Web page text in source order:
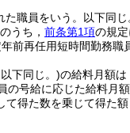
職員をいう。以下同じ
うち， 前条第1項の規
前再任用短時間勤務職
下同じ。)の給料月額は
号給に応じた給料月額
得た数を乗じて得た額